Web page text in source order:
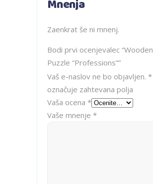
Mnenja
Zaenkrat še ni mnenj.
Bodi prvi ocenjevalec “Wooden
Puzzle “Professions””
Vaš e-naslov ne bo objavljen. *
označuje zahtevana polja
Vaša ocena *
Vaše mnenje *